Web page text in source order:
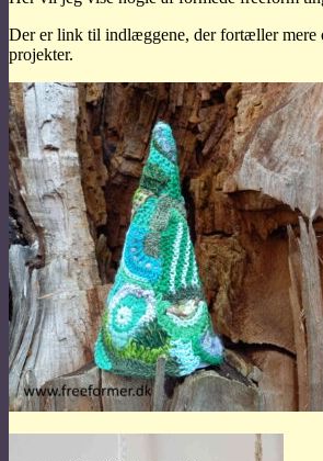
Der er link til indlæggene, der fortæller mere
projekter.